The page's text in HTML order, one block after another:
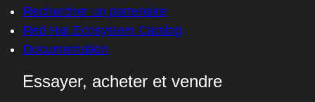
Rechercher un partenaire
Red Hat Ecosystem Catalog
Documentation
Essayer, acheter et vendre